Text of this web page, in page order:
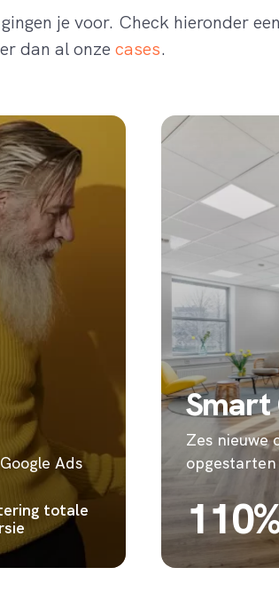
je voor. Check hieronder
dan al onze cases.
Ads
totale
Zes nieuwe
opgestarten